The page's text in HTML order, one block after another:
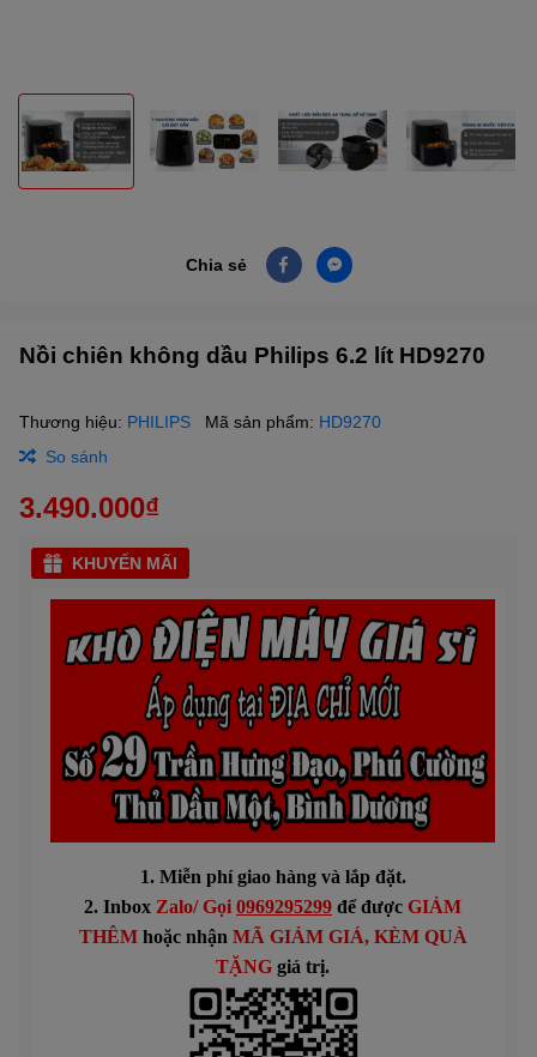
Chia sẻ
Nồi chiên không dầu Philips 6.2 lít HD9270
Thương hiệu: PHILIPS Mã sản phẩm: HD9270
So sánh
3.490.000₫
KHUYẾN MÃI
1. Miễn phí giao hàng và lắp đặt.
2. Inbox Zalo/ Gọi 0969295299 để được GIẢM
THÊMhoặc nhận MÃ GIẢM GIÁ, KÈM QUÀ
TẶNG giá trị.